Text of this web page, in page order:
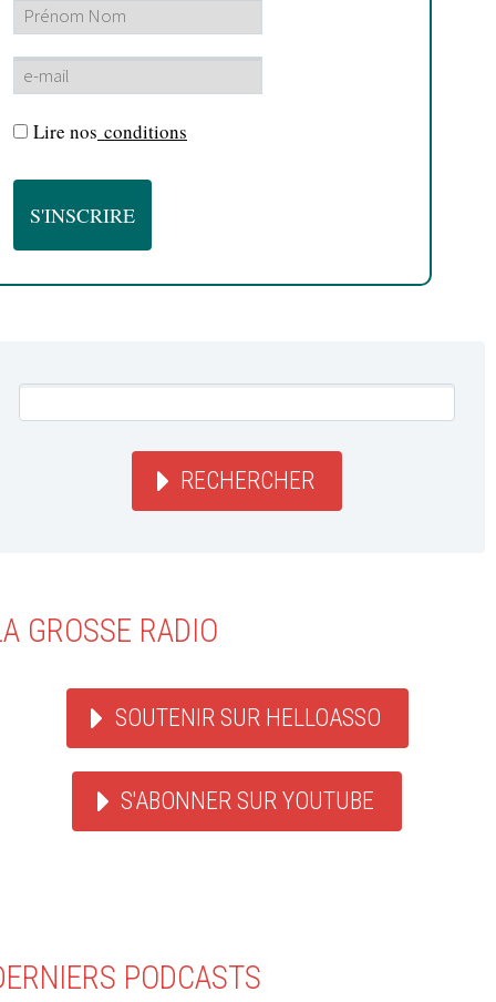
Lire nos conditions
RECHERCHER
GROSSE RADIO
SOUTENIR SUR HELLOASSO
S'ABONNER SUR YOUTUBE
PODCASTS